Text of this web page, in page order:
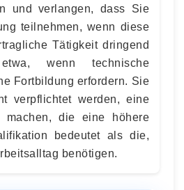
und verlangen, dass Sie
teilnehmen, wenn diese
Tätigkeit dringend
wenn technische
Fortbildung erfordern. Sie
verpflichtet werden, eine
machen, die eine höhere
bedeutet als die,
benötigen.